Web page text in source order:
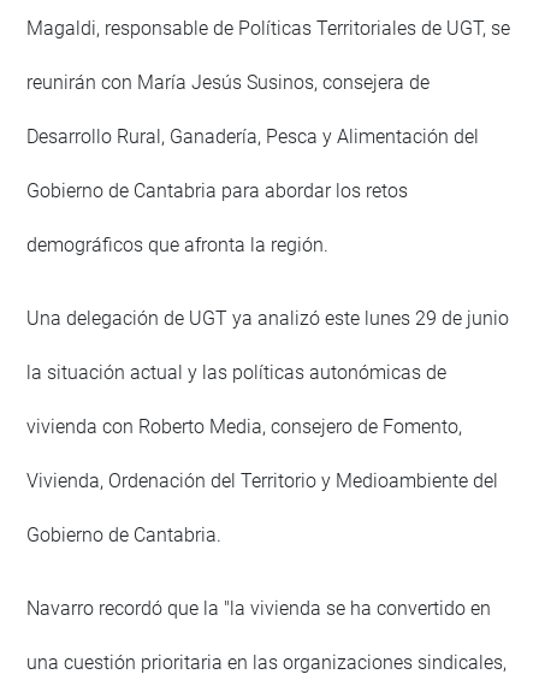
Magaldi, responsable de Políticas Territoriales de UGT, se
reunirán con María Jesús Susinos, consejera de
Desarrollo Rural, Ganadería, Pesca y Alimentación del
Gobierno de Cantabria para abordar los retos
demográficos que afronta la región.
Una delegación de UGT ya analizó este lunes 29 de junio
la situación actual y las políticas autonómicas de
vivienda con Roberto Media, consejero de Fomento,
Vivienda, Ordenación del Territorio y Medioambiente del
Gobierno de Cantabria.
Navarro recordó que la "la vivienda se ha convertido en
una cuestión prioritaria en las organizaciones sindicales,